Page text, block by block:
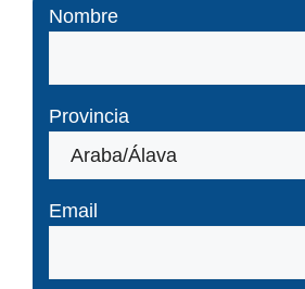
Nombre
Provincia
Email